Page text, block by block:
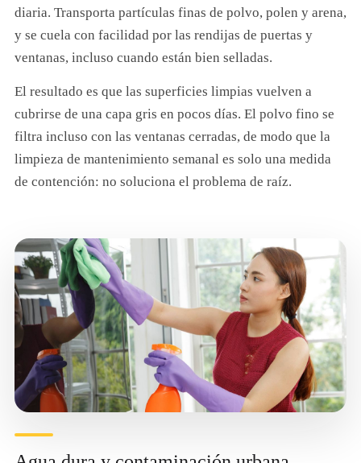
diaria. Transporta partículas finas de polvo, polen y arena,
y se cuela con facilidad por las rendijas de puertas y
ventanas, incluso cuando están bien selladas.
El resultado es que las superficies limpias vuelven a
cubrirse de una capa gris en pocos días. El polvo fino se
filtra incluso con las ventanas cerradas, de modo que la
limpieza de mantenimiento semanal es solo una medida
de contención: no soluciona el problema de raíz.